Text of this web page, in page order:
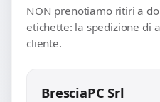
NON prenotiamo ritiri a
etichette: la spedizione di
cliente.
BresciaPC Srl